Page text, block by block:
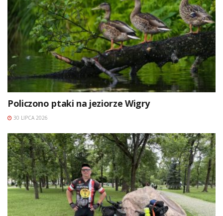
Policzono ptaki na jeziorze Wigry
30 LIPCA 2026